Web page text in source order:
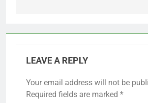
LEAVE A REPLY
Your email address will not be
Required fields are marked *